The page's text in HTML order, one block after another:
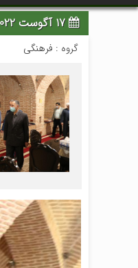
17 آگوست 2022
گروه : فرهنگی